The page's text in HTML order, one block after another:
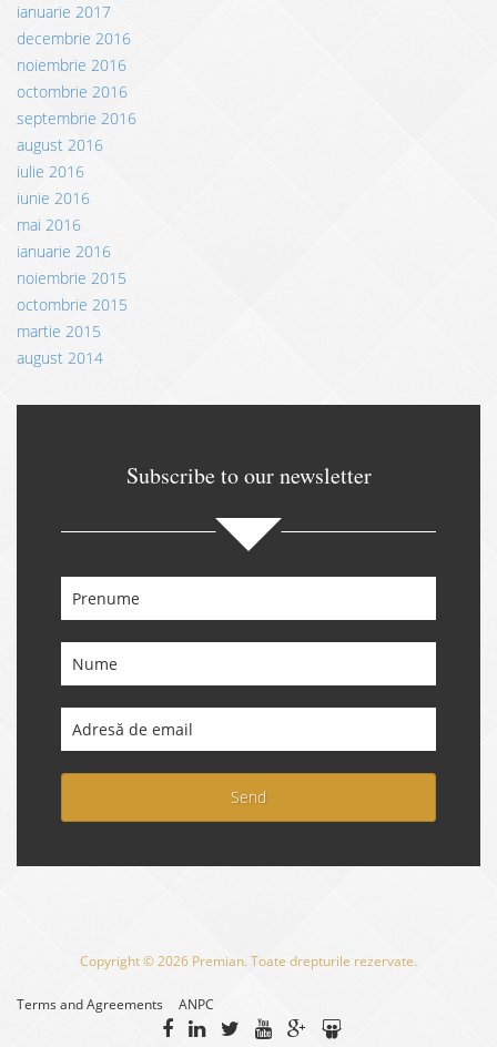
ianuarie 2017
decembrie 2016
noiembrie 2016
octombrie 2016
septembrie 2016
august 2016
iulie 2016
iunie 2016
mai 2016
ianuarie 2016
noiembrie 2015
octombrie 2015
martie 2015
august 2014
Subscribe to our newsletter
Send
Copyright © 2026 Premian. Toate drepturile rezervate.
Terms and Agreements ANPC